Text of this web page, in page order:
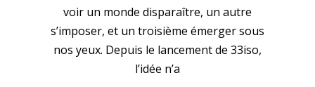
voir un monde disparaître, un autre
s’imposer, et un troisième émerger sous
nos yeux. Depuis le lancement de 33iso,
l’idée n’a